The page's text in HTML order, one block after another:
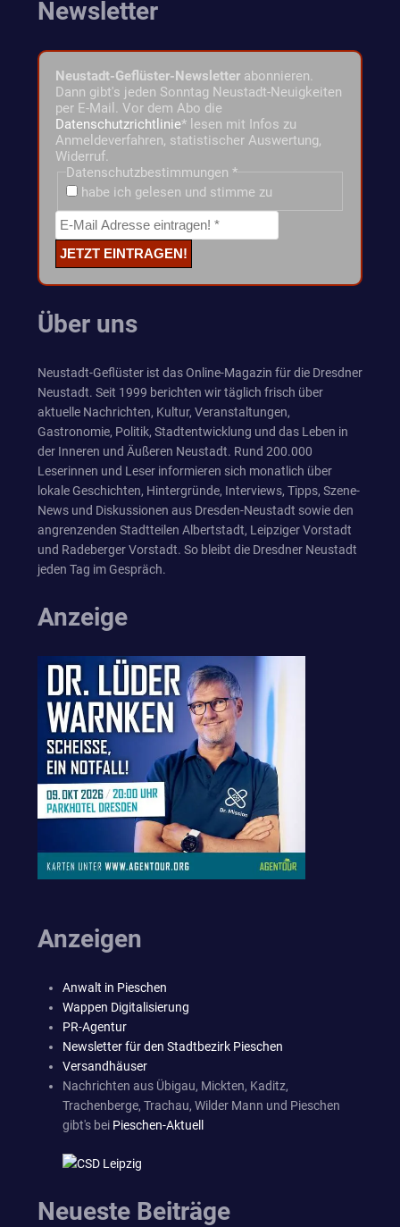
Newsletter
Neustadt-Geflüster-Newsletter abonnieren.
Dann gibt's jeden Sonntag Neustadt-Neuigkeiten
per E-Mail. Vor dem Abo die
Datenschutzrichtlinie* lesen mit Infos zu
Anmeldeverfahren, statistischer Auswertung,
Widerruf.
Datenschutzbestimmungen *
habe ich gelesen und stimme zu
Über uns
Neustadt-Geflüster ist das Online-Magazin für die Dresdner
Neustadt. Seit 1999 berichten wir täglich frisch über
aktuelle Nachrichten, Kultur, Veranstaltungen,
Gastronomie, Politik, Stadtentwicklung und das Leben in
der Inneren und Äußeren Neustadt. Rund 200.000
Leserinnen und Leser informieren sich monatlich über
lokale Geschichten, Hintergründe, Interviews, Tipps, Szene-
News und Diskussionen aus Dresden-Neustadt sowie den
angrenzenden Stadtteilen Albertstadt, Leipziger Vorstadt
und Radeberger Vorstadt. So bleibt die Dresdner Neustadt
jeden Tag im Gespräch.
Anzeige
Anzeigen
Anwalt in Pieschen
Wappen Digitalisierung
PR-Agentur
Newsletter für den Stadtbezirk Pieschen
Versandhäuser
Nachrichten aus Übigau, Mickten, Kaditz,
Trachenberge, Trachau, Wilder Mann und Pieschen
gibt's bei Pieschen-Aktuell
Neueste Beiträge